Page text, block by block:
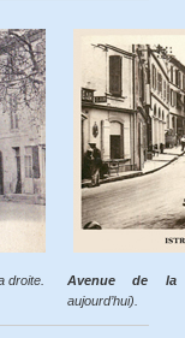
droite.
Avenue de la
aujourd’hui).